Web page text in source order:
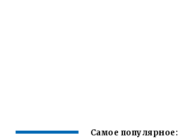
Самое популярное: